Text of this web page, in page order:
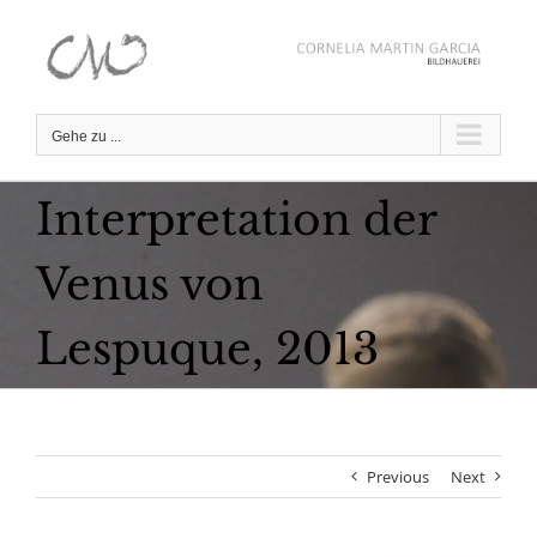
springen
Gehe zu ...
Interpretation der
Venus von
Lespuque, 2013
Previous Next